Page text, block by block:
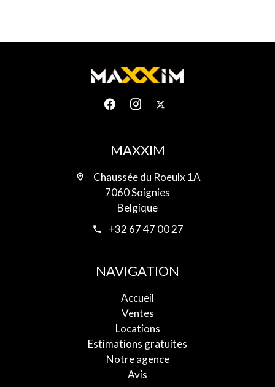
MAXXIM
Chaussée du Roeulx 1A
7060 Soignies
Belgique
+32 67 47 00 27
NAVIGATION
Accueil
Ventes
Locations
Estimations gratuites
Notre agence
Avis